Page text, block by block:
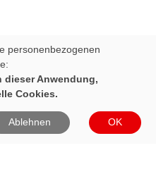
personenbezogenen
Anwendung,
Cookies.
Ablehnen OK